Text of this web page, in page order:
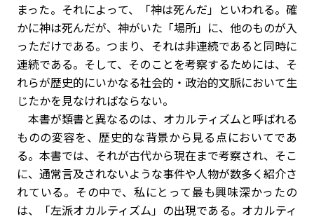
まった。それによって、「神は死んだ」といわれる。確
かに神は死んだが、神がいた「場所」に、他のものが入
っただけである。つまり、それは非連続であると同時に
連続である。そして、そのことを考察するためには、そ
れらが歴史的にいかなる社会的・政治的文脈において生
じたかを見なければならない。
本書が類書と異なるのは、オカルティズムと呼ばれる
ものの変容を、歴史的な背景から見る点においてであ
る。本書では、それが古代から現在まで考察され、そこ
に、通常言及されないような事件や人物が数多く紹介さ
れている。その中で、私にとって最も興味深かったの
は、「左派オカルティズム」の出現である。オカルティ